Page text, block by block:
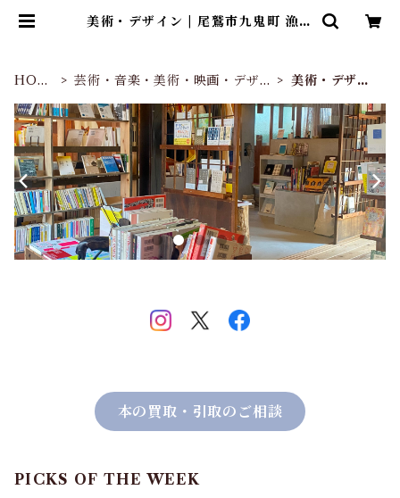
美術・デザイン | 尾鷲市九鬼町 漁村
HOM
芸術・音楽・美術・映画・デザイ
美術・デザイ
本の買取・引取のご相談
PICKS OF THE WEEK